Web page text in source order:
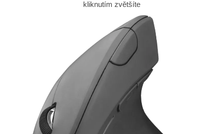
kliknutím zvětšíte